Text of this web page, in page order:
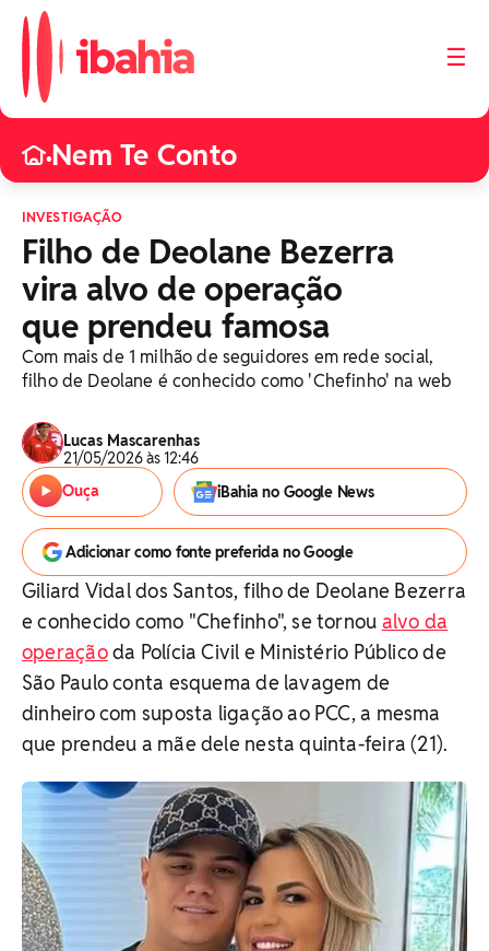
☰
•Nem Te Conto
INVESTIGAÇÃO
Filho de Deolane Bezerra
vira alvo de operação
que prendeu famosa
Com mais de 1 milhão de seguidores em rede social,
filho de Deolane é conhecido como 'Chefinho' na web
Lucas Mascarenhas
21/05/2026 às 12:46
Ouça
iBahia no Google News
Adicionar como fonte preferida no Google
Giliard Vidal dos Santos, filho de Deolane Bezerra
e conhecido como "Chefinho", se tornou alvo da
operaçãoda Polícia Civil e Ministério Público de
São Paulo conta esquema de lavagem de
dinheiro com suposta ligação ao PCC, a mesma
que prendeu a mãe dele nesta quinta-feira (21).